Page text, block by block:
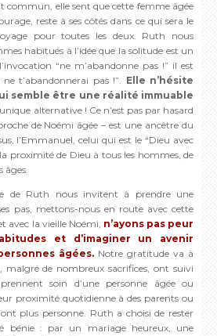
commun, elle sent que cette femme âgée
reste à ses côtés dans ce qui sera le
pour toutes les deux. Ruth nous
habitués à l’idée que la solitude est un
“ne m’abandonne pas !” il est
t’abandonnerai pas !”. Elle n’hésite
semble être une réalité immuable
alternative ! Ce n’est pas par hasard
de Noémi âgée – est une ancêtre du
l’Emmanuel, celui qui est le “Dieu avec
proximité de Dieu à tous les hommes, de
âges.
de Ruth nous invitent à prendre une
pas, mettons-nous en route avec cette
avec la vieille Noémi, n’ayons pas peur
et d’imaginer un avenir
âgées. Notre gratitude va à
malgré de nombreux sacrifices, ont suivi
soin d’une personne âgée ou
proximité quotidienne à des parents ou
plus personne. Ruth a choisi de rester
bénie : par un mariage heureux, une